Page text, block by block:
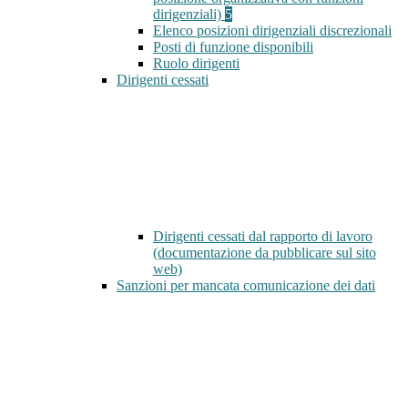
dirigenziali) 5
Elenco posizioni dirigenziali discrezionali
Posti di funzione disponibili
Ruolo dirigenti
Dirigenti cessati
Dirigenti cessati dal rapporto di lavoro
(documentazione da pubblicare sul sito
web)
Sanzioni per mancata comunicazione dei dati